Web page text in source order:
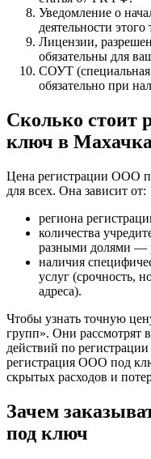
Уведомление о
деятельности этого
Лицензии,
обязательны для
СОУТ
обязательно при
Сколько стоит
ключ в
Цена регистрации ООО
для всех. Она зависит от:
региона
количества
разными долями —
наличия
услуг (срочность,
адреса).
Чтобы узнать точную
групп». Они рассмотрят
действий по
регистрация ООО под
скрытых расходов и
Зачем
под ключ